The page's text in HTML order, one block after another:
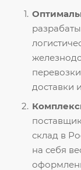
доставки
склад в
на себя